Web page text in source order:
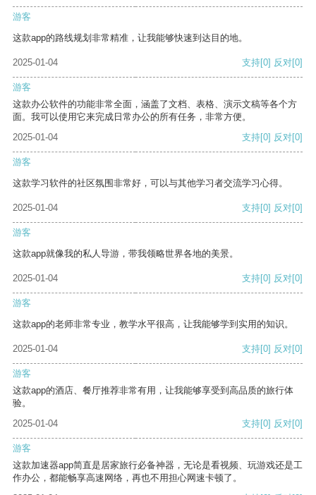
游客
这款app的路线规划非常精准，让我能够快速到达目的地。
2025-01-04 支持[0] 反对[0]
游客
这款办公软件的功能非常全面，涵盖了文档、表格、演示文稿等各个方
面。我可以使用它来完成日常办公的所有任务，非常方便。
2025-01-04
支持[0] 反对[0]
游客
这款学习软件的社区氛围非常好，可以与其他学习者交流学习心得。
2025-01-04 支持[0] 反对[0]
游客
这款app就像我的私人导游，带我领略世界各地的美景。
2025-01-04 支持[0] 反对[0]
游客
这款app的老师非常专业，教学水平很高，让我能够学到实用的知识。
2025-01-04 支持[0] 反对[0]
游客
这款app的酒店、餐厅推荐非常有用，让我能够享受到高品质的旅行体
验。
2025-01-04
支持[0] 反对[0]
游客
这款加速器app简直是居家旅行必备神器，无论是看视频、玩游戏还是工
作办公，都能畅享高速网络，再也不用担心网速卡顿了。